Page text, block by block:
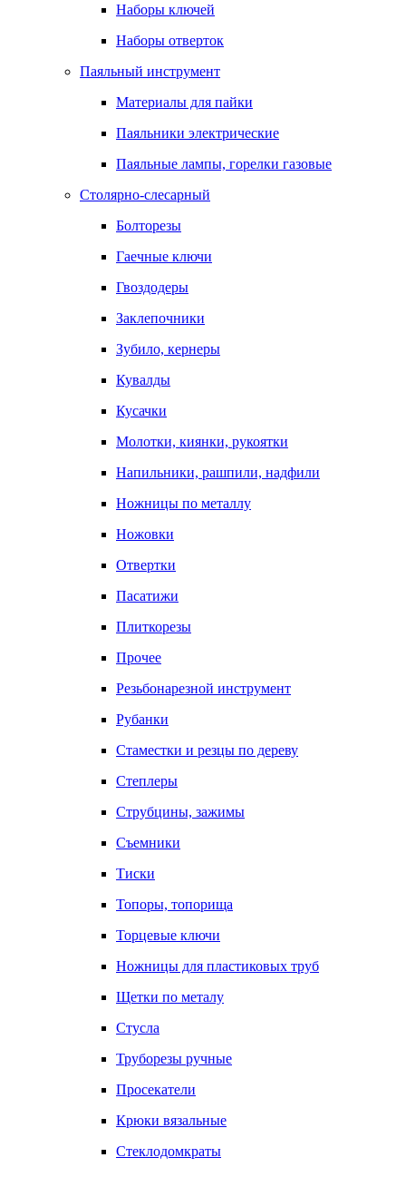
Наборы ключей
Наборы отверток
Паяльный инструмент
Материалы для пайки
Паяльники электрические
Паяльные лампы, горелки газовые
Столярно-слесарный
Болторезы
Гаечные ключи
Гвоздодеры
Заклепочники
Зубило, кернеры
Кувалды
Кусачки
Молотки, киянки, рукоятки
Напильники, рашпили, надфили
Ножницы по металлу
Ножовки
Отвертки
Пасатижи
Плиткорезы
Прочее
Резьбонарезной инструмент
Рубанки
Стаместки и резцы по дереву
Степлеры
Струбцины, зажимы
Съемники
Тиски
Топоры, топорища
Торцевые ключи
Ножницы для пластиковых труб
Щетки по металу
Стусла
Труборезы ручные
Просекатели
Крюки вязальные
Стеклодомкраты